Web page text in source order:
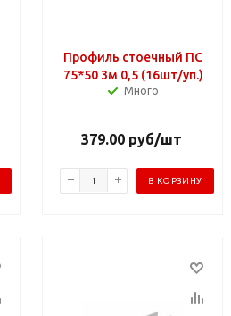
Профиль стоечный ПС
75*50 3м 0,5 (16шт/уп.)
Много
379.00руб/шт
В КОРЗИНУ